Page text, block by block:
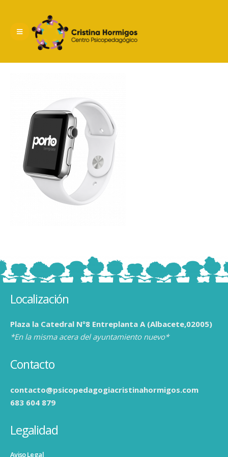
Localización
Plaza la Catedral Nº8 Entreplanta A (Albacete,02005)
*En la misma acera del ayuntamiento nuevo*
Contacto
contacto@psicopedagogiacristinahormigos.com
683 604 879
Legalidad
Aviso Legal